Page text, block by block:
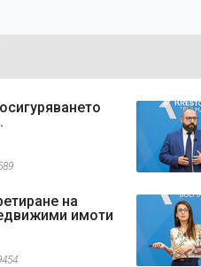
на
имоти